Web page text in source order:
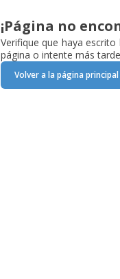
¡Página no
Verifique que haya
página o intente más